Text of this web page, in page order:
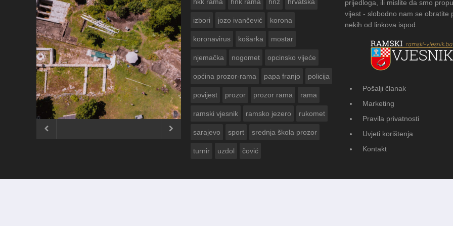
ČESTITKA RAMSKOG VJESNIKA ZA
USKRS 2023. GODINE
FOTOGALERIJA: Čuvanje običaja
Vasti
 
izbori jozo ivančević korona
koronavirus košarka mostar
njemačka nogomet opcinsko vijeće
općina prozor-rama papa franjo policija
povijest prozor prozor rama rama
ramski vjesnik ramsko jezero rukomet
sarajevo sport srednja škola prozor
turnir uzdol čović
prijedloga, ili mislite da smo
vijest - slobodno nam se obratite
nekih od linkova ispod.
Pošalji članak
Marketing
Pravila privatnosti
Uvjeti korištenja
Kontakt